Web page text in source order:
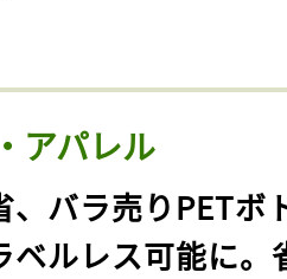
アパレル
、バラ売りPETボ
ベルレス可能に。